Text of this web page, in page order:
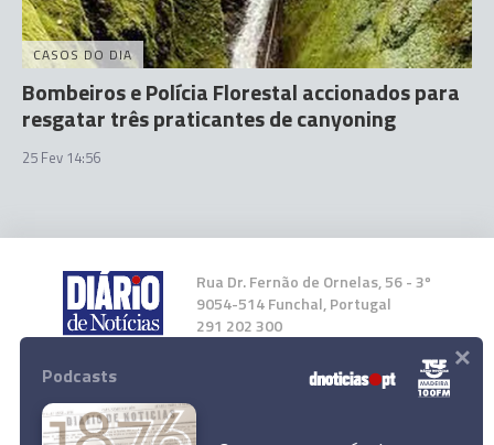
CASOS DO DIA
Bombeiros e Polícia Florestal accionados para
resgatar três praticantes de canyoning
25 Fev 14:56
Rua Dr. Fernão de Ornelas, 56 - 3º
9054-514 Funchal, Portugal
291 202 300
Instale a nossa App
Podcasts ×